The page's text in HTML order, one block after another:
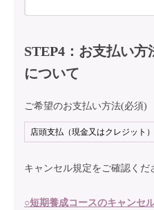
STEP4：お支払い
について
ご希望のお支払い方法(必須)
キャンセル規定をご確認くだ
○短期養成コースのキャンセ